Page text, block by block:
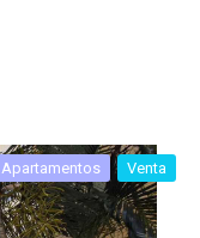
Apartamentos Venta